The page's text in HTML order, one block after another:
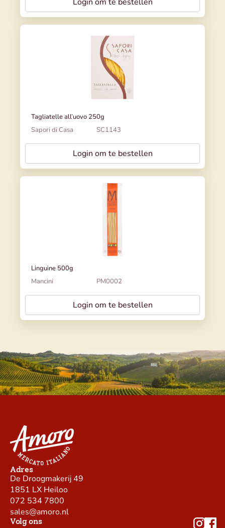
Tagliatelle all’uovo 250g
Sapori di Casa
SC1143
Login om te bestellen
Linguine 500g
Mancini
PM0002
Login om te bestellen
Adres
De Droogmakerij 49
1851 LX Heiloo
072 534 7800
sales@amoro.nl
Volg ons